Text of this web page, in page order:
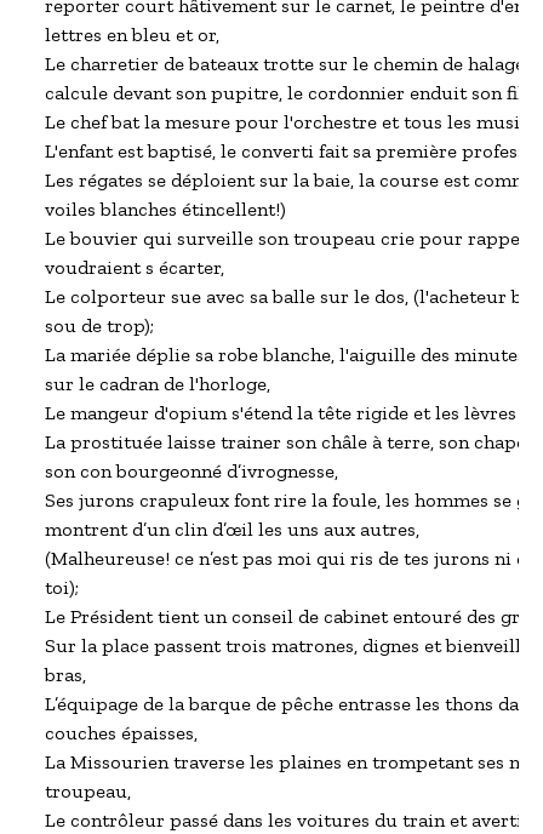
reporter court hâtivement sur le carnet, le peintre
lettres en bleu et or,
Le charretier de bateaux trotte sur le chemin de halage,
calcule devant son pupitre, le cordonnier enduit son fil
Le chef bat la mesure pour l'orchestre et tous les
L'enfant est baptisé, le converti fait sa première
Les régates se déploient sur la baie, la course est
voiles blanches étincellent!)
Le bouvier qui surveille son troupeau crie pour
voudraient s écarter,
Le colporteur sue avec sa balle sur le dos, (l'acheteur
sou de trop);
La mariée déplie sa robe blanche, l'aiguille des minutes
sur le cadran de l'horloge,
Le mangeur d'opium s'étend la tête rigide et les lèvres
La prostituée laisse trainer son châle à terre, son
son con bourgeonné d’ivrognesse,
Ses jurons crapuleux font rire la foule, les hommes se
montrent d’un clin d’œil les uns aux autres,
(Malheureuse! ce n’est pas moi qui ris de tes jurons ni
toi);
Le Président tient un conseil de cabinet entouré des
Sur la place passent trois matrones, dignes et
bras,
L’équipage de la barque de pêche entrasse les thons
couches épaisses,
La Missourien traverse les plaines en trompetant ses
troupeau,
Le contrôleur passé dans les voitures du train et avertit